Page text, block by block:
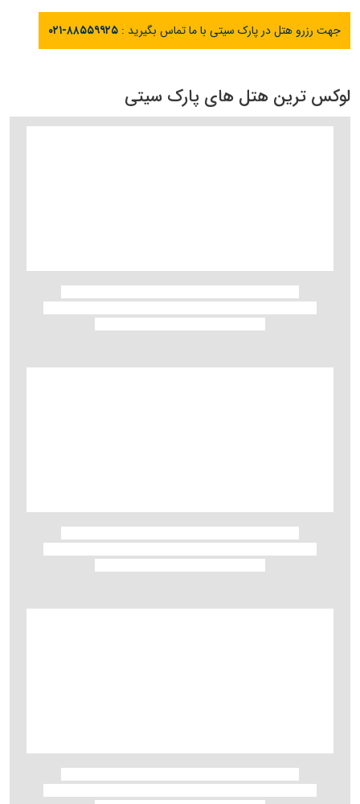
جهت رزرو هتل در پارک سیتی با ما تماس بگیرید : ۰۲۱-۸۸۵۵۹۹۲۵
لوکس ترین هتل های پارک سیتی